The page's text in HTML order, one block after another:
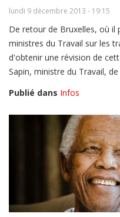
lundi 9 décembre 2013 - 19:15
De retour de Bruxelles, où il
ministres du Travail sur les
d'obtenir une révision de
Sapin, ministre du Travail,
Publié dans Infos